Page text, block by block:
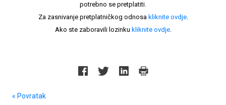
potrebno se pretplatiti.
Za zasnivanje pretplatničkog odnosa kliknite ovdje.
Ako ste zaboravili lozinku kliknite ovdje.
« Povratak